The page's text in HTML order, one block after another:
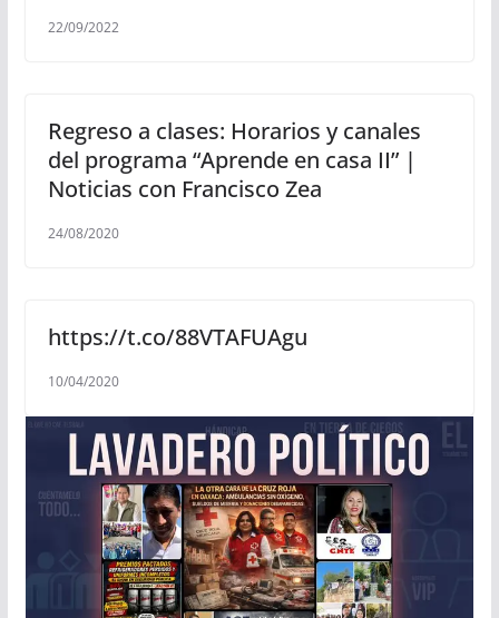
22/09/2022
Regreso a clases: Horarios y canales
del programa “Aprende en casa II” |
Noticias con Francisco Zea
24/08/2020
https://t.co/88VTAFUAgu
10/04/2020